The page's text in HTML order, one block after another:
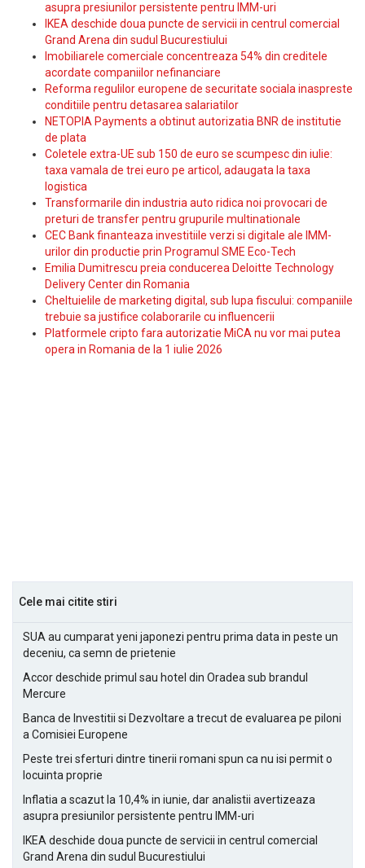
asupra presiunilor persistente pentru IMM-uri
IKEA deschide doua puncte de servicii in centrul comercial
Grand Arena din sudul Bucurestiului
Imobiliarele comerciale concentreaza 54% din creditele
acordate companiilor nefinanciare
Reforma regulilor europene de securitate sociala inaspreste
conditiile pentru detasarea salariatilor
NETOPIA Payments a obtinut autorizatia BNR de institutie
de plata
Coletele extra-UE sub 150 de euro se scumpesc din iulie:
taxa vamala de trei euro pe articol, adaugata la taxa
logistica
Transformarile din industria auto ridica noi provocari de
preturi de transfer pentru grupurile multinationale
CEC Bank finanteaza investitiile verzi si digitale ale IMM-
urilor din productie prin Programul SME Eco-Tech
Emilia Dumitrescu preia conducerea Deloitte Technology
Delivery Center din Romania
Cheltuielile de marketing digital, sub lupa fiscului: companiile
trebuie sa justifice colaborarile cu influencerii
Platformele cripto fara autorizatie MiCA nu vor mai putea
opera in Romania de la 1 iulie 2026
Cele mai citite stiri
SUA au cumparat yeni japonezi pentru prima data in peste un
deceniu, ca semn de prietenie
Accor deschide primul sau hotel din Oradea sub brandul
Mercure
Banca de Investitii si Dezvoltare a trecut de evaluarea pe piloni
a Comisiei Europene
Peste trei sferturi dintre tinerii romani spun ca nu isi permit o
locuinta proprie
Inflatia a scazut la 10,4% in iunie, dar analistii avertizeaza
asupra presiunilor persistente pentru IMM-uri
IKEA deschide doua puncte de servicii in centrul comercial
Grand Arena din sudul Bucurestiului